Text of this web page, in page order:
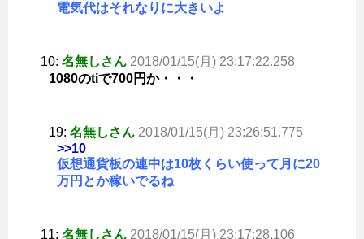
電気代はそれなりに大きいよ
10: 名無しさん 2018/01/15(月) 23:17:22.258
1080のtiで700円か・・・
19: 名無しさん 2018/01/15(月) 23:26:51.775
>>10
仮想通貨板の連中は10枚くらい使って月に20
万円とか稼いでるね
11: 名無しさん 2018/01/15(月) 23:17:28.106